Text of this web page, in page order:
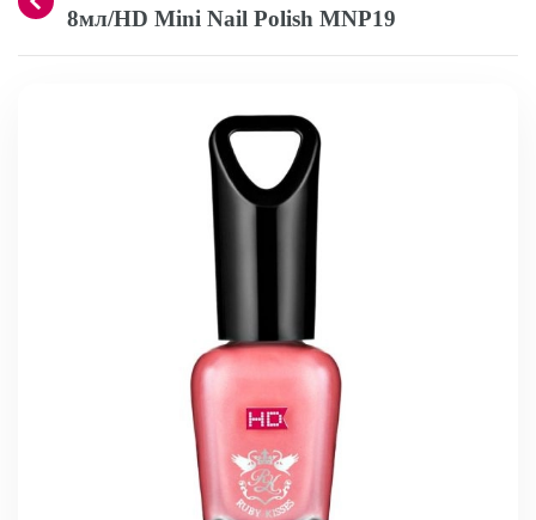
8мл/HD Mini Nail Polish MNP19